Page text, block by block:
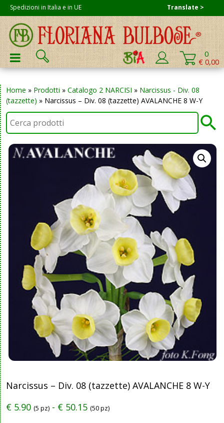
Skip
to
content
Spedizioni in Italia e in UE
Cerca:
0
€ 0,00
PRIMARY MENU
Home » Prodotti » Catalogo 2 NARCISI » Narcissus - Div. 08
(tazzette) » Narcissus – Div. 08 (tazzette) AVALANCHE 8 W-Y
Narcissus – Div. 08 (tazzette) AVALANCHE 8 W-Y
€ 5.90 (5 pz) - € 50.15 (50 pz)
Translate >